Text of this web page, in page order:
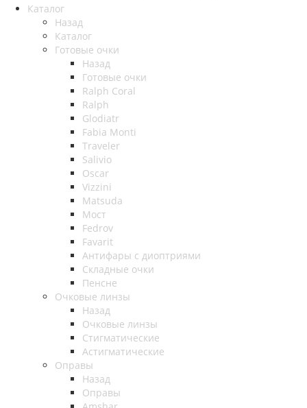
Каталог
Назад
Каталог
Готовые очки
Назад
Готовые очки
Ralph Coral
Ralph
Glodiatr
Fabia Monti
Traveler
Salivio
Oscar
Vizzini
Matsuda
Мост
Fedrov
Favarit
Антифары с диоптриями
Складные очки
Пенсне
Очковые линзы
Назад
Очковые линзы
Стигматические
Астигматические
Оправы
Назад
Оправы